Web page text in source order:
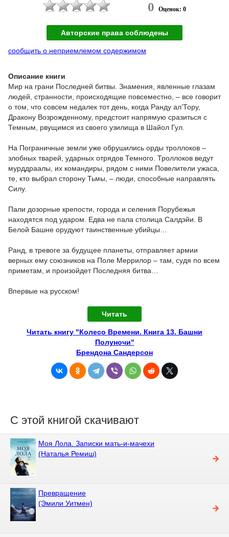
0 Оценок: 0
Авторские права соблюдены
сообщить о неприемлемом содержимом
Описание книги
Мир на грани Последней битвы. Знамения, явленные глазам
людей, странности, происходящие повсеместно, – все говорит
о том, что совсем недалек тот день, когда Ранду ал’Тору,
Дракону Возрожденному, предстоит напрямую сразиться с
Темным, рвущимся из своего узилища в Шайол Гул.
На Пограничные земли уже обрушились орды троллоков –
злобных тварей, ударных отрядов Темного. Троллоков ведут
мурддраалы, их командиры, рядом с ними Повелители ужаса,
те, кто выбрал сторону Тьмы, – люди, способные направлять
Силу.
Пали дозорные крепости, города и селения Порубежья
находятся под ударом. Едва не пала столица Салдэйи. В
Белой Башне орудуют таинственные убийцы…
Ранд, в тревоге за будущее планеты, отправляет армии
верных ему союзников на Поле Меррилор – там, судя по всем
приметам, и произойдет Последняя битва…
Впервые на русском!
Читать
Читать книгу "Колесо Времени. Книга 13. Башни
Полуночи"
Брендона Сандерсон
С этой книгой скачивают
Моя Лола. Записки мать-и-мачехи
(Наталья Ремиш)
Превращение
(Эмили Уитмен)